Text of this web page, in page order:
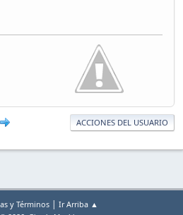
ACCIONES DEL USUARIO
y Términos | Ir Arriba ▲